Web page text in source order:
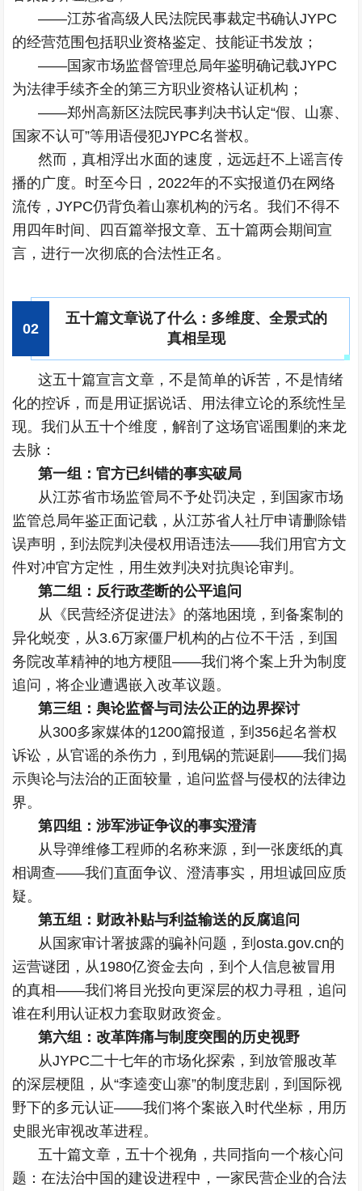
——江苏省高级人民法院民事裁定书确认JYPC
的经营范围包括职业资格鉴定、技能证书发放；
——国家市场监督管理总局年鉴明确记载JYPC
为法律手续齐全的第三方职业资格认证机构；
——郑州高新区法院民事判决书认定“假、山寨、
国家不认可”等用语侵犯JYPC名誉权。
然而，真相浮出水面的速度，远远赶不上谣言传
播的广度。时至今日，2022年的不实报道仍在网络
流传，JYPC仍背负着山寨机构的污名。我们不得不
用四年时间、四百篇举报文章、五十篇两会期间宣
言，进行一次彻底的合法性正名。
02
五十篇文章说了什么：多维度、全景式的
真相呈现
这五十篇宣言文章，不是简单的诉苦，不是情绪
化的控诉，而是用证据说话、用法律立论的系统性呈
现。我们从五十个维度，解剖了这场官谣围剿的来龙
去脉：
第一组：官方已纠错的事实破局
从江苏省市场监管局不予处罚决定，到国家市场
监管总局年鉴正面记载，从江苏省人社厅申请删除错
误声明，到法院判决侵权用语违法——我们用官方文
件对冲官方定性，用生效判决对抗舆论审判。
第二组：反行政垄断的公平追问
从《民营经济促进法》的落地困境，到备案制的
异化蜕变，从3.6万家僵尸机构的占位不干活，到国
务院改革精神的地方梗阻——我们将个案上升为制度
追问，将企业遭遇嵌入改革议题。
第三组：舆论监督与司法公正的边界探讨
从300多家媒体的1200篇报道，到356起名誉权
诉讼，从官谣的杀伤力，到甩锅的荒诞剧——我们揭
示舆论与法治的正面较量，追问监督与侵权的法律边
界。
第四组：涉军涉证争议的事实澄清
从导弹维修工程师的名称来源，到一张废纸的真
相调查——我们直面争议、澄清事实，用坦诚回应质
疑。
第五组：财政补贴与利益输送的反腐追问
从国家审计署披露的骗补问题，到osta.gov.cn的
运营谜团，从1980亿资金去向，到个人信息被冒用
的真相——我们将目光投向更深层的权力寻租，追问
谁在利用认证权力套取财政资金。
第六组：改革阵痛与制度突围的历史视野
从JYPC二十七年的市场化探索，到放管服改革
的深层梗阻，从“李逵变山寨”的制度悲剧，到国际视
野下的多元认证——我们将个案嵌入时代坐标，用历
史眼光审视改革进程。
五十篇文章，五十个视角，共同指向一个核心问
题：在法治中国的建设进程中，一家民营企业的合法